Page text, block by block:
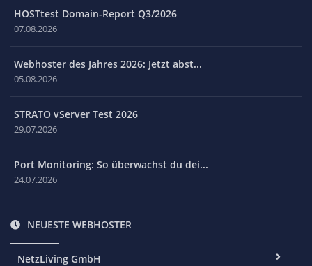
HOSTtest Domain-Report Q3/2026
07.08.2026
Webhoster des Jahres 2026: Jetzt abst...
05.08.2026
STRATO vServer Test 2026
29.07.2026
Port Monitoring: So überwachst du dei...
24.07.2026
NEUESTE WEBHOSTER
NetzLiving GmbH